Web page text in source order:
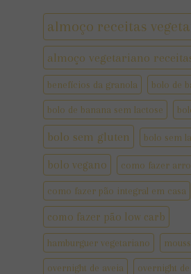
almoço receitas
almoço vegetariano
benefícios da granola bolo de
bolo de banana sem lactose
bolo sem gluten bolo sem
bolo vegano como fazer
como fazer pão integral em casa
como fazer pão low carb
hamburguer vegetariano
overnight de aveia overnight